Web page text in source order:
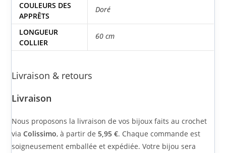
COULEURS DES
APPRÊTS
Doré
LONGUEUR
COLLIER
60 cm
Livraison & retours
Livraison
Nous proposons la livraison de vos bijoux faits au crochet
viaColissimo, à partir de5,95 €. Chaque commande est
soigneusement emballée et expédiée. Votre bijou sera